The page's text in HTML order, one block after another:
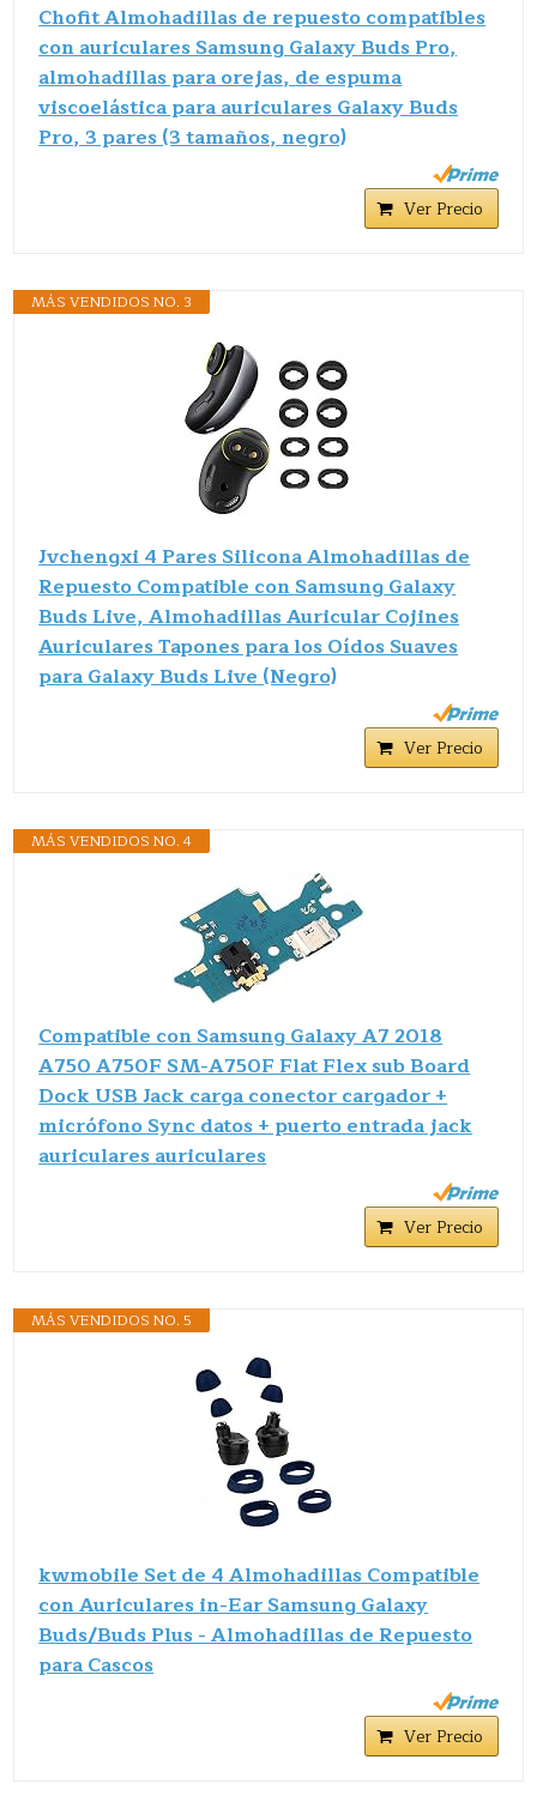
Chofit Almohadillas de repuesto compatibles
con auriculares Samsung Galaxy Buds Pro,
almohadillas para orejas, de espuma
viscoelástica para auriculares Galaxy Buds
Pro, 3 pares (3 tamaños, negro)
Ver Precio
MÁS VENDIDOS NO. 3
Jvchengxi 4 Pares Silicona Almohadillas de
Repuesto Compatible con Samsung Galaxy
Buds Live, Almohadillas Auricular Cojines
Auriculares Tapones para los Oídos Suaves
para Galaxy Buds Live (Negro)
Ver Precio
MÁS VENDIDOS NO. 4
Compatible con Samsung Galaxy A7 2018
A750 A750F SM-A750F Flat Flex sub Board
Dock USB Jack carga conector cargador +
micrófono Sync datos + puerto entrada jack
auriculares auriculares
Ver Precio
MÁS VENDIDOS NO. 5
kwmobile Set de 4 Almohadillas Compatible
con Auriculares in-Ear Samsung Galaxy
Buds/Buds Plus - Almohadillas de Repuesto
para Cascos
Ver Precio